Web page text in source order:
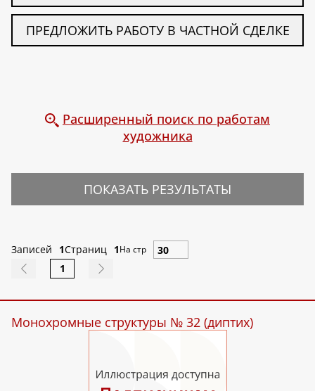
ПРЕДЛОЖИТЬ РАБОТУ В ЧАСТНОЙ СДЕЛКЕ
Расширенный поиск по работам
художника
ПОКАЗАТЬ РЕЗУЛЬТАТЫ
Записей 1Страниц 1На стр
1
Монохромные структуры № 32 (диптих)